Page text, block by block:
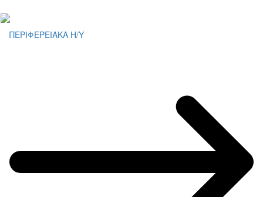
ΠΕΡΙΦΕΡΕΙΑΚΑ Η/Υ